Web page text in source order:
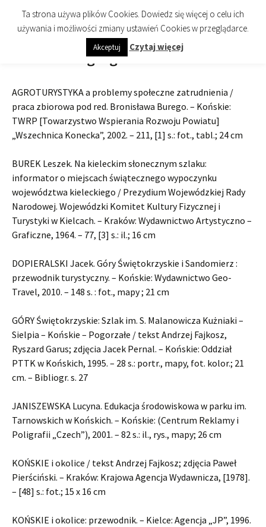
treści
Biblioteka Publiczna Miasta i
Gminy Końskie
imienia Cezarego Chlebowskiego
Menu
Środowisko geograficzne
AGROTURYSTYKA a problemy społeczne zatrudnienia /
praca zbiorowa pod red. Bronisława Burego. – Końskie:
TWRP [Towarzystwo Wspierania Rozwoju Powiatu]
„Wszechnica Konecka”, 2002. – 211, [1] s.: fot., tabl.; 24 cm
BUREK Leszek. Na kieleckim słonecznym szlaku:
informator o miejscach świątecznego wypoczynku
województwa kieleckiego / Prezydium Wojewódzkiej Rady
Narodowej. Wojewódzki Komitet Kultury Fizycznej i
Turystyki w Kielcach. – Kraków: Wydawnictwo Artystyczno –
Graficzne, 1964. – 77, [3] s.: il.; 16 cm
DOPIERALSKI Jacek. Góry Świętokrzyskie i Sandomierz :
przewodnik turystyczny. – Końskie: Wydawnictwo Geo-
Travel, 2010. – 148 s. : fot., mapy ; 21 cm
GÓRY Świętokrzyskie: Szlak im. S. Malanowicza Kużniaki –
Sielpia – Końskie – Pogorzałe / tekst Andrzej Fajkosz,
Ryszard Garus; zdjęcia Jacek Pernal. – Końskie: Oddział
PTTK w Końskich, 1995. – 28 s.: portr., mapy, fot. kolor.; 21
cm. – Bibliogr. s. 27
JANISZEWSKA Lucyna. Edukacja środowiskowa w parku im.
Tarnowskich w Końskich. – Końskie: (Centrum Reklamy i
Poligrafii „Czech”), 2001. – 82 s.: il., rys., mapy; 26 cm
KOŃSKIE i okolice / tekst Andrzej Fajkosz; zdjęcia Paweł
Pierściński. – Kraków: Krajowa Agencja Wydawnicza, [1978].
– [48] s.: fot.; 15 x 16 cm
KOŃSKIE i okolice: przewodnik. – Kielce: Agencja „JP”, 1996.
Ta strona używa plików Cookies. Dowiedz się więcej o celu ich
używania i możliwości zmiany ustawień Cookies w przeglądarce.
Akceptuj Czytaj więcej